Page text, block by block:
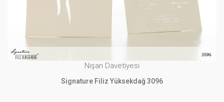
İNCELE
Nişan Davetiyesi
Signature Filiz Yüksekdağ 3096